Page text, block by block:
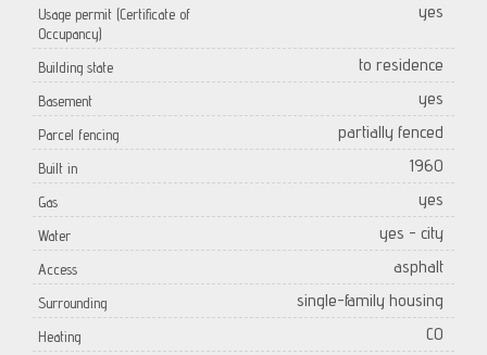
Usage permit (Certificate of
Occupancy)
yes
Building state to residence
Basement yes
Parcel fencing partially fenced
Built in 1960
Gas yes
Water yes - city
Access asphalt
Surrounding single-family housing
Heating CO